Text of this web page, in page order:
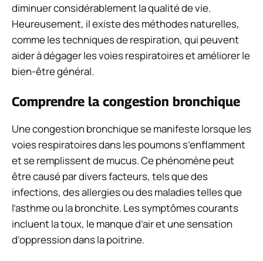
diminuer considérablement la qualité de vie.
Heureusement, il existe des méthodes naturelles,
comme les techniques de respiration, qui peuvent
aider à dégager les voies respiratoires et améliorer le
bien-être général.
Comprendre la congestion bronchique
Une congestion bronchique se manifeste lorsque les
voies respiratoires dans les poumons s’enflamment
et se remplissent de mucus. Ce phénomène peut
être causé par divers facteurs, tels que des
infections, des allergies ou des maladies telles que
l’asthme ou la bronchite. Les symptômes courants
incluent la toux, le manque d’air et une sensation
d’oppression dans la poitrine.